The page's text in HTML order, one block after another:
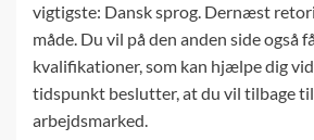
vigtigste: Dansk sprog. Dernæst
måde. Du vil på den anden side også
kvalifikationer, som kan hjælpe dig
tidspunkt beslutter, at du vil tilbage
arbejdsmarked.